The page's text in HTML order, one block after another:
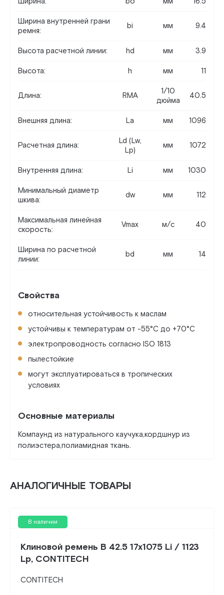
Ширина внутренней грани
ремня:
bi мм 9.4
Высота расчетной линии: hd мм 3.9
Высота: h мм 11
Длина: RMA
1/10
дюйма
40.5
Внешняя длина: La мм 1096
Расчетная длина:
Ld (Lw,
Lp)
мм 1072
Внутренняя длина: Li мм 1030
Минимальный диаметр
шкива:
dw мм 112
Максимальная линейная
скорость:
Vmax м/c 40
Ширина по расчетной
линии:
bd мм 14
Свойства
относительная устойчивость к маслам
устойчивы к температурам от -55°C до +70°C
электропроводность согласно ISO 1813
пылестойкие
могут эксплуатироваться в тропических
условиях
Основные материалы
Компаунд из натурального каучука,кордшнур из
полиэстера,полиамидная ткань.
АНАЛОГИЧНЫЕ ТОВАРЫ
В наличии
Клиновой ремень B 42.5 17x1075 Li / 1123
Lp, CONTITECH
CONTITECH